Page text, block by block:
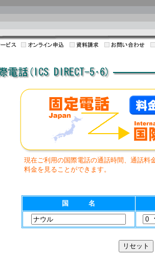
現在ご利用の国際電話の通話時間、通話料
料金を見ることができます。
国 名